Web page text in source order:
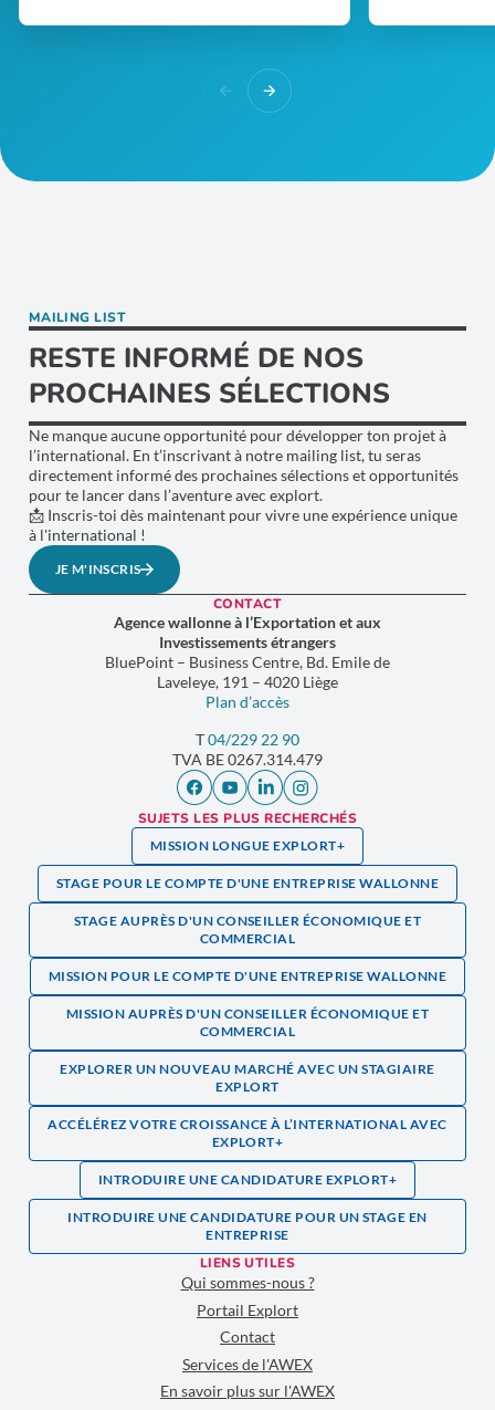
MAILING LIST
RESTE INFORMÉ DE NOS
PROCHAINES SÉLECTIONS
Ne manque aucune opportunité pour développer ton projet à
l’international. En t’inscrivant à notre mailing list, tu seras
directement informé des prochaines sélections et opportunités
pour te lancer dans l’aventure avec explort.
📩 Inscris-toi dès maintenant pour vivre une expérience unique
à l'international !
JE M'INSCRIS
CONTACT
Agence wallonne à l’Exportation et aux
Investissements étrangers
BluePoint – Business Centre, Bd. Emile de
Laveleye, 191 – 4020 Liège
Plan d’accès
T04/229 22 90
TVA BE 0267.314.479
SUJETS LES PLUS RECHERCHÉS
MISSION LONGUE EXPLORT+
STAGE POUR LE COMPTE D'UNE ENTREPRISE WALLONNE
STAGE AUPRÈS D'UN CONSEILLER ÉCONOMIQUE ET
COMMERCIAL
MISSION POUR LE COMPTE D'UNE ENTREPRISE WALLONNE
MISSION AUPRÈS D'UN CONSEILLER ÉCONOMIQUE ET
COMMERCIAL
EXPLORER UN NOUVEAU MARCHÉ AVEC UN STAGIAIRE
EXPLORT
ACCÉLÉREZ VOTRE CROISSANCE À L’INTERNATIONAL AVEC
EXPLORT+
INTRODUIRE UNE CANDIDATURE EXPLORT+
INTRODUIRE UNE CANDIDATURE POUR UN STAGE EN
ENTREPRISE
LIENS UTILES
Qui sommes-nous ?
Portail Explort
Contact
Services de l'AWEX
En savoir plus sur l'AWEX